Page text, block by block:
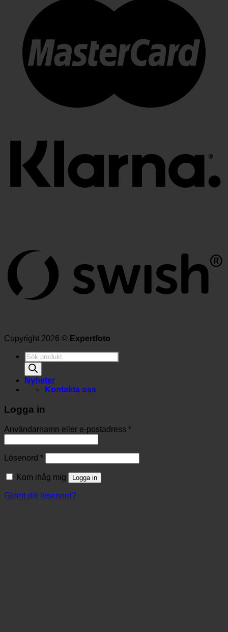
Copyright 2026 © Expertfoto
Produktsökning
Nyheter
Kontakta oss
Logga in
Användarnamn eller e-postadress *
Lösenord *
Kom ihåg mig Logga in
Glömt ditt lösenord?